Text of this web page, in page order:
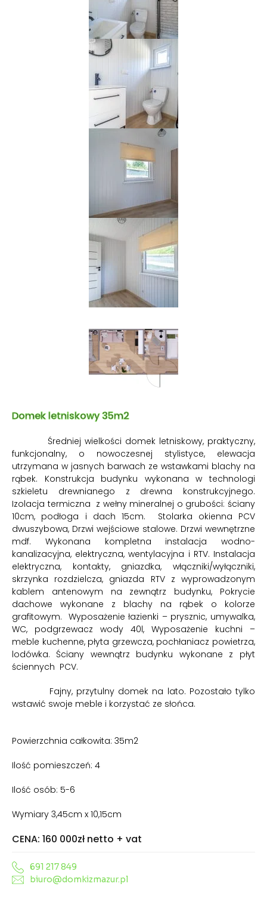
Domek letniskowy 35m2
Średniej wielkości domek letniskowy, praktyczny,
funkcjonalny, o nowoczesnej stylistyce, elewacja
utrzymana w jasnych barwach ze wstawkami blachy na
rąbek. Konstrukcja budynku wykonana w technologi
szkieletu drewnianego z drewna konstrukcyjnego.
Izolacja termiczna z wełny mineralnej o grubości: ściany
10cm, podłoga i dach 15cm. Stolarka okienna PCV
dwuszybowa, Drzwi wejściowe stalowe. Drzwi wewnętrzne
mdf. Wykonana kompletna instalacja wodno-
kanalizacyjna, elektryczna, wentylacyjna i RTV. Instalacja
elektryczna, kontakty, gniazdka, włączniki/wyłączniki,
skrzynka rozdzielcza, gniazda RTV z wyprowadzonym
kablem antenowym na zewnątrz budynku, Pokrycie
dachowe wykonane z blachy na rąbek o kolorze
grafitowym. Wyposażenie łazienki – prysznic, umywalka,
WC, podgrzewacz wody 40l, Wyposażenie kuchni –
meble kuchenne, płyta grzewcza, pochłaniacz powietrza,
lodówka. Ściany wewnątrz budynku wykonane z płyt
ściennych PCV.
Fajny, przytulny domek na lato. Pozostało tylko
wstawić swoje meble i korzystać ze słońca.
Powierzchnia całkowita: 35m2
Ilość pomieszczeń: 4
Ilość osób: 5-6
Wymiary 3,45cm x 10,15cm
CENA: 160 000zł netto + vat
691 217 849
biuro@domkizmazur.pl